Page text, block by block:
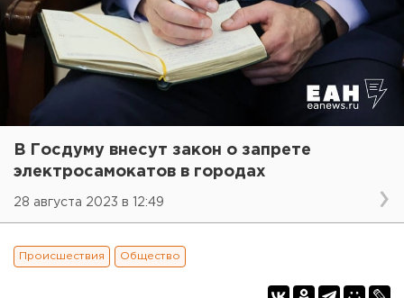
В Госдуму внесут закон о запрете
электросамокатов в городах
28 августа 2023 в 12:49
Происшествия Общество